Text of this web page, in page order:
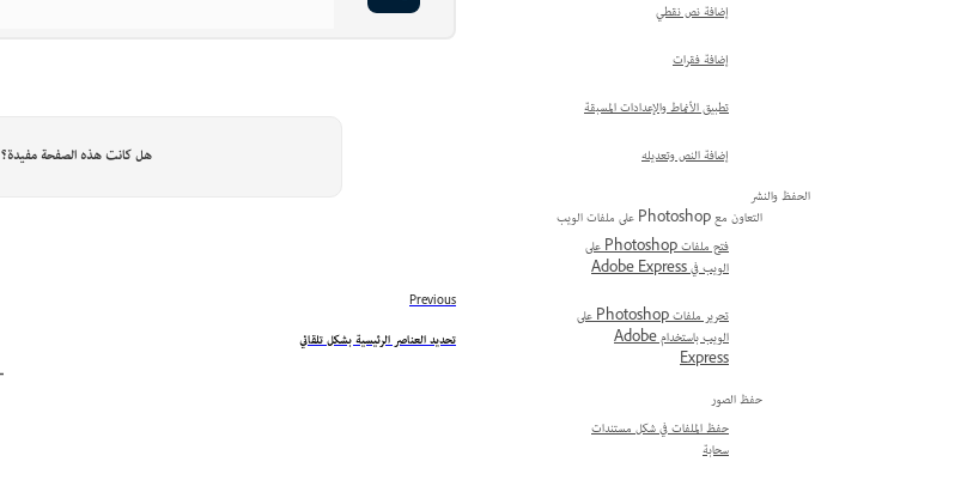
إضافة نص نقطي
إضافة فقرات
تطبيق الأنماط والإعدادات المسبقة
إضافة النص وتعديله
الحفظ والنشر
التعاون مع Photoshop على ملفات الويب
فتح ملفات Photoshop على
الويب في Adobe Express
تحرير ملفات Photoshop على
الويب باستخدام Adobe
Express
حفظ الصور
حفظ الملفات في شكل مستندات
سحابة
هل كانت هذه الصفحة مفيدة؟
Previous
تحديد العناصر الرئيسية بشكل تلقائي